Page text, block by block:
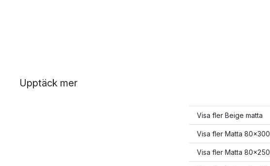
Upptäck mer
Visa fler Beige matta
Visa fler Matta 80x300
Visa fler Matta 80x250